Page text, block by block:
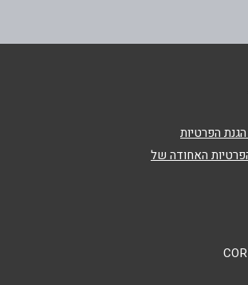
ל...
הגנת הפרטיות
האחודה של